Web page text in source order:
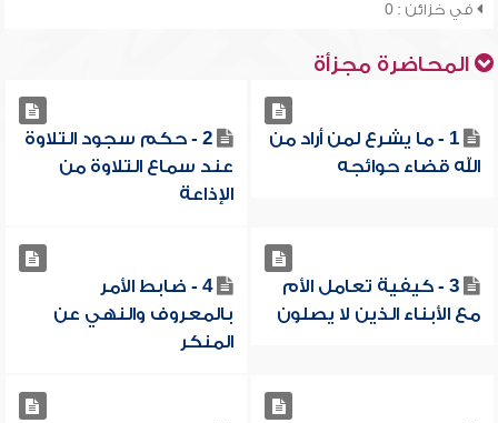
في خزائن : 0
المحاضرة مجزأة
1 - ما يشرع لمن أراد من
الله قضاء حوائجه
2 - حكم سجود التلاوة
عند سماع التلاوة من
الإذاعة
3 - كيفية تعامل الأم
مع الأبناء الذين لا يصلون
4 - ضابط الأمر
بالمعروف والنهي عن
المنكر